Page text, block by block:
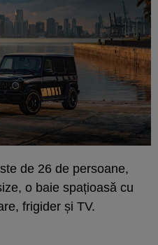
de 26 de persoane,
o baie spațioasă cu
frigider și TV.